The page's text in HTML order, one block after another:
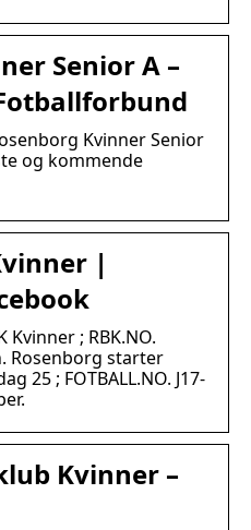
Senior A –
Kvinner Senior
og kommende
|
Kvinner ; RBK.NO.
Rosenborg starter
25 ; FOTBALL.NO. J17-
Kvinner –